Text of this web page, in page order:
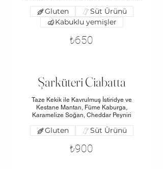
₺650
Gluten
Süt Ürünü
Kabuklu yemişler
Şarküteri Ciabatta
Taze Kekik ile Kavrulmuş İstiridye ve
Kestane Mantarı, Füme Kaburga,
Karamelize Soğan, Cheddar Peyniri
₺900
Gluten Süt Ürünü